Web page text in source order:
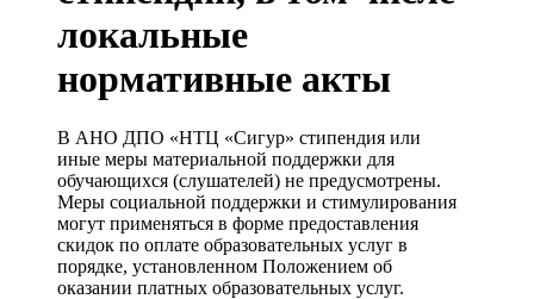
локальные
нормативные акты
В АНО ДПО «НТЦ «Сигур» стипендия или
иные меры материальной поддержки для
обучающихся (слушателей) не предусмотрены.
Меры социальной поддержки и стимулирования
могут применяться в форме предоставления
скидок по оплате образовательных услуг в
порядке, установленном Положением об
оказании платных образовательных услуг.